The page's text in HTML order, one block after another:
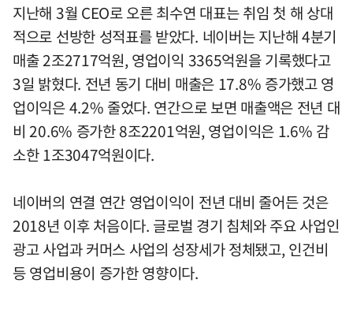
지난해 3월 CEO로 오른 최수연 대표는 취임 첫 해 상대
적으로 선방한 성적표를 받았다. 네이버는 지난해 4분기
매출 2조2717억원, 영업이익 3365억원을 기록했다고
3일 밝혔다. 전년 동기 대비 매출은 17.8% 증가했고 영
업이익은 4.2% 줄었다. 연간으로 보면 매출액은 전년 대
비 20.6% 증가한 8조2201억원, 영업이익은 1.6% 감
소한 1조3047억원이다.
네이버의 연결 연간 영업이익이 전년 대비 줄어든 것은
2018년 이후 처음이다. 글로벌 경기 침체와 주요 사업인
광고 사업과 커머스 사업의 성장세가 정체됐고, 인건비
등 영업비용이 증가한 영향이다.